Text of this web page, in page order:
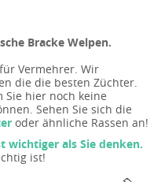
Bracke Welpen.
Vermehrer. Wir
die die besten Züchter.
Sie hier noch keine
Sehen Sie sich die
oder ähnliche Rassen an!
wichtiger als Sie denken.
ist!